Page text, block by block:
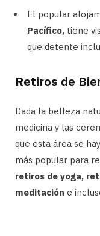
El popular
Pacífico, tiene
que detente
Retiros de
Dada la belleza
medicina y las
que esta área se
más popular para
retiros de yoga,
meditación e